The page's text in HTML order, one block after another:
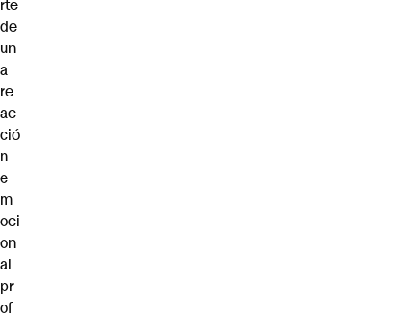
rte
de
un
a
re
ac
ció
n
e
m
oci
on
al
pr
of